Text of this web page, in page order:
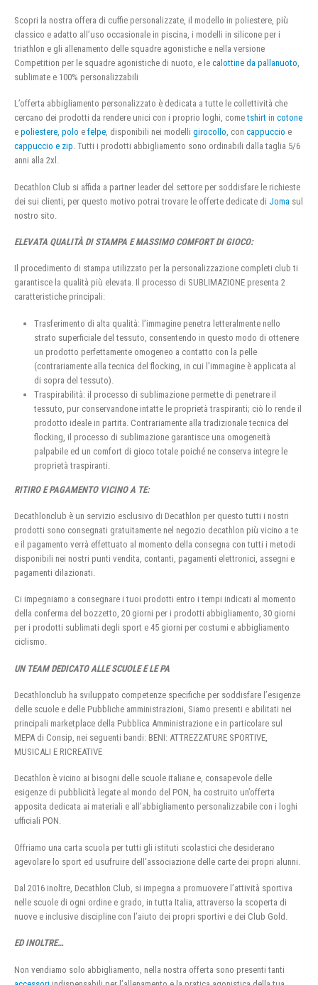
Scopri la nostra offera di cuffie personalizzate, il modello in poliestere, più
classico e adatto all’uso occasionale in piscina, i modelli in silicone per i
triathlon e gli allenamento delle squadre agonistiche e nella versione
Competition per le squadre agonistiche di nuoto, e le calottine da pallanuoto,
sublimate e 100% personalizzabili
L’offerta abbigliamento personalizzato è dedicata a tutte le collettività che
cercano dei prodotti da rendere unici con i proprio loghi, cometshirt in cotone
e poliestere, polo e felpe, disponibili nei modelli girocollo, con cappuccio e
cappuccio e zip. Tutti i prodotti abbigliamento sono ordinabili dalla taglia 5/6
anni alla 2xl.
Decathlon Club si affida a partner leader del settore per soddisfare le richieste
dei sui clienti, per questo motivo potrai trovare le offerte dedicate di Joma sul
nostro sito.
ELEVATA QUALITÀ DI STAMPA E MASSIMO COMFORT DI GIOCO:
Il procedimento di stampa utilizzato per la personalizzazione completi club ti
garantisce la qualità più elevata. Il processo di SUBLIMAZIONE presenta 2
caratteristiche principali:
Trasferimento di alta qualità: l’immagine penetra letteralmente nello
strato superficiale del tessuto, consentendo in questo modo di ottenere
un prodotto perfettamente omogeneo a contatto con la pelle
(contrariamente alla tecnica del flocking, in cui l’immagine è applicata al
di sopra del tessuto).
Traspirabilità: il processo di sublimazione permette di penetrare il
tessuto, pur conservandone intatte le proprietà traspiranti; ciò lo rende il
prodotto ideale in partita. Contrariamente alla tradizionale tecnica del
flocking, il processo di sublimazione garantisce una omogeneità
palpabile ed un comfort di gioco totale poiché ne conserva integre le
proprietà traspiranti.
RITIRO E PAGAMENTO VICINO A TE:
Decathlonclub è un servizio esclusivo di Decathlon per questo tutti i nostri
prodotti sono consegnati gratuitamente nel negozio decathlon più vicino a te
e il pagamento verrà effettuato al momento della consegna con tutti i metodi
disponibili nei nostri punti vendita, contanti, pagamenti elettronici, assegni e
pagamenti dilazionati.
Ci impegniamo a consegnare i tuoi prodotti entro i tempi indicati al momento
della conferma del bozzetto, 20 giorni per i prodotti abbigliamento, 30 giorni
per i prodotti sublimati degli sport e 45 giorni per costumi e abbigliamento
ciclismo.
UN TEAM DEDICATO ALLE SCUOLE E LE PA
Decathlonclub ha sviluppato competenze specifiche per soddisfare l’esigenze
delle scuole e delle Pubbliche amministrazioni, Siamo presenti e abilitati nei
principali marketplace della Pubblica Amministrazione e in particolare sul
MEPA di Consip, nei seguenti bandi: BENI: ATTREZZATURE SPORTIVE,
MUSICALI E RICREATIVE
Decathlon è vicino ai bisogni delle scuole italiane e, consapevole delle
esigenze di pubblicità legate al mondo del PON, ha costruito un’offerta
apposita dedicata ai materiali e all’abbigliamento personalizzabile con i loghi
ufficiali PON.
Offriamo una carta scuola per tutti gli istituti scolastici che desiderano
agevolare lo sport ed usufruire dell’associazione delle carte dei propri alunni.
Dal 2016 inoltre, Decathlon Club, si impegna a promuovere l’attività sportiva
nelle scuole di ogni ordine e grado, in tutta Italia, attraverso la scoperta di
nuove e inclusive discipline con l’aiuto dei propri sportivi e dei Club Gold.
ED INOLTRE…
Non vendiamo solo abbigliamento, nella nostra offerta sono presenti tanti